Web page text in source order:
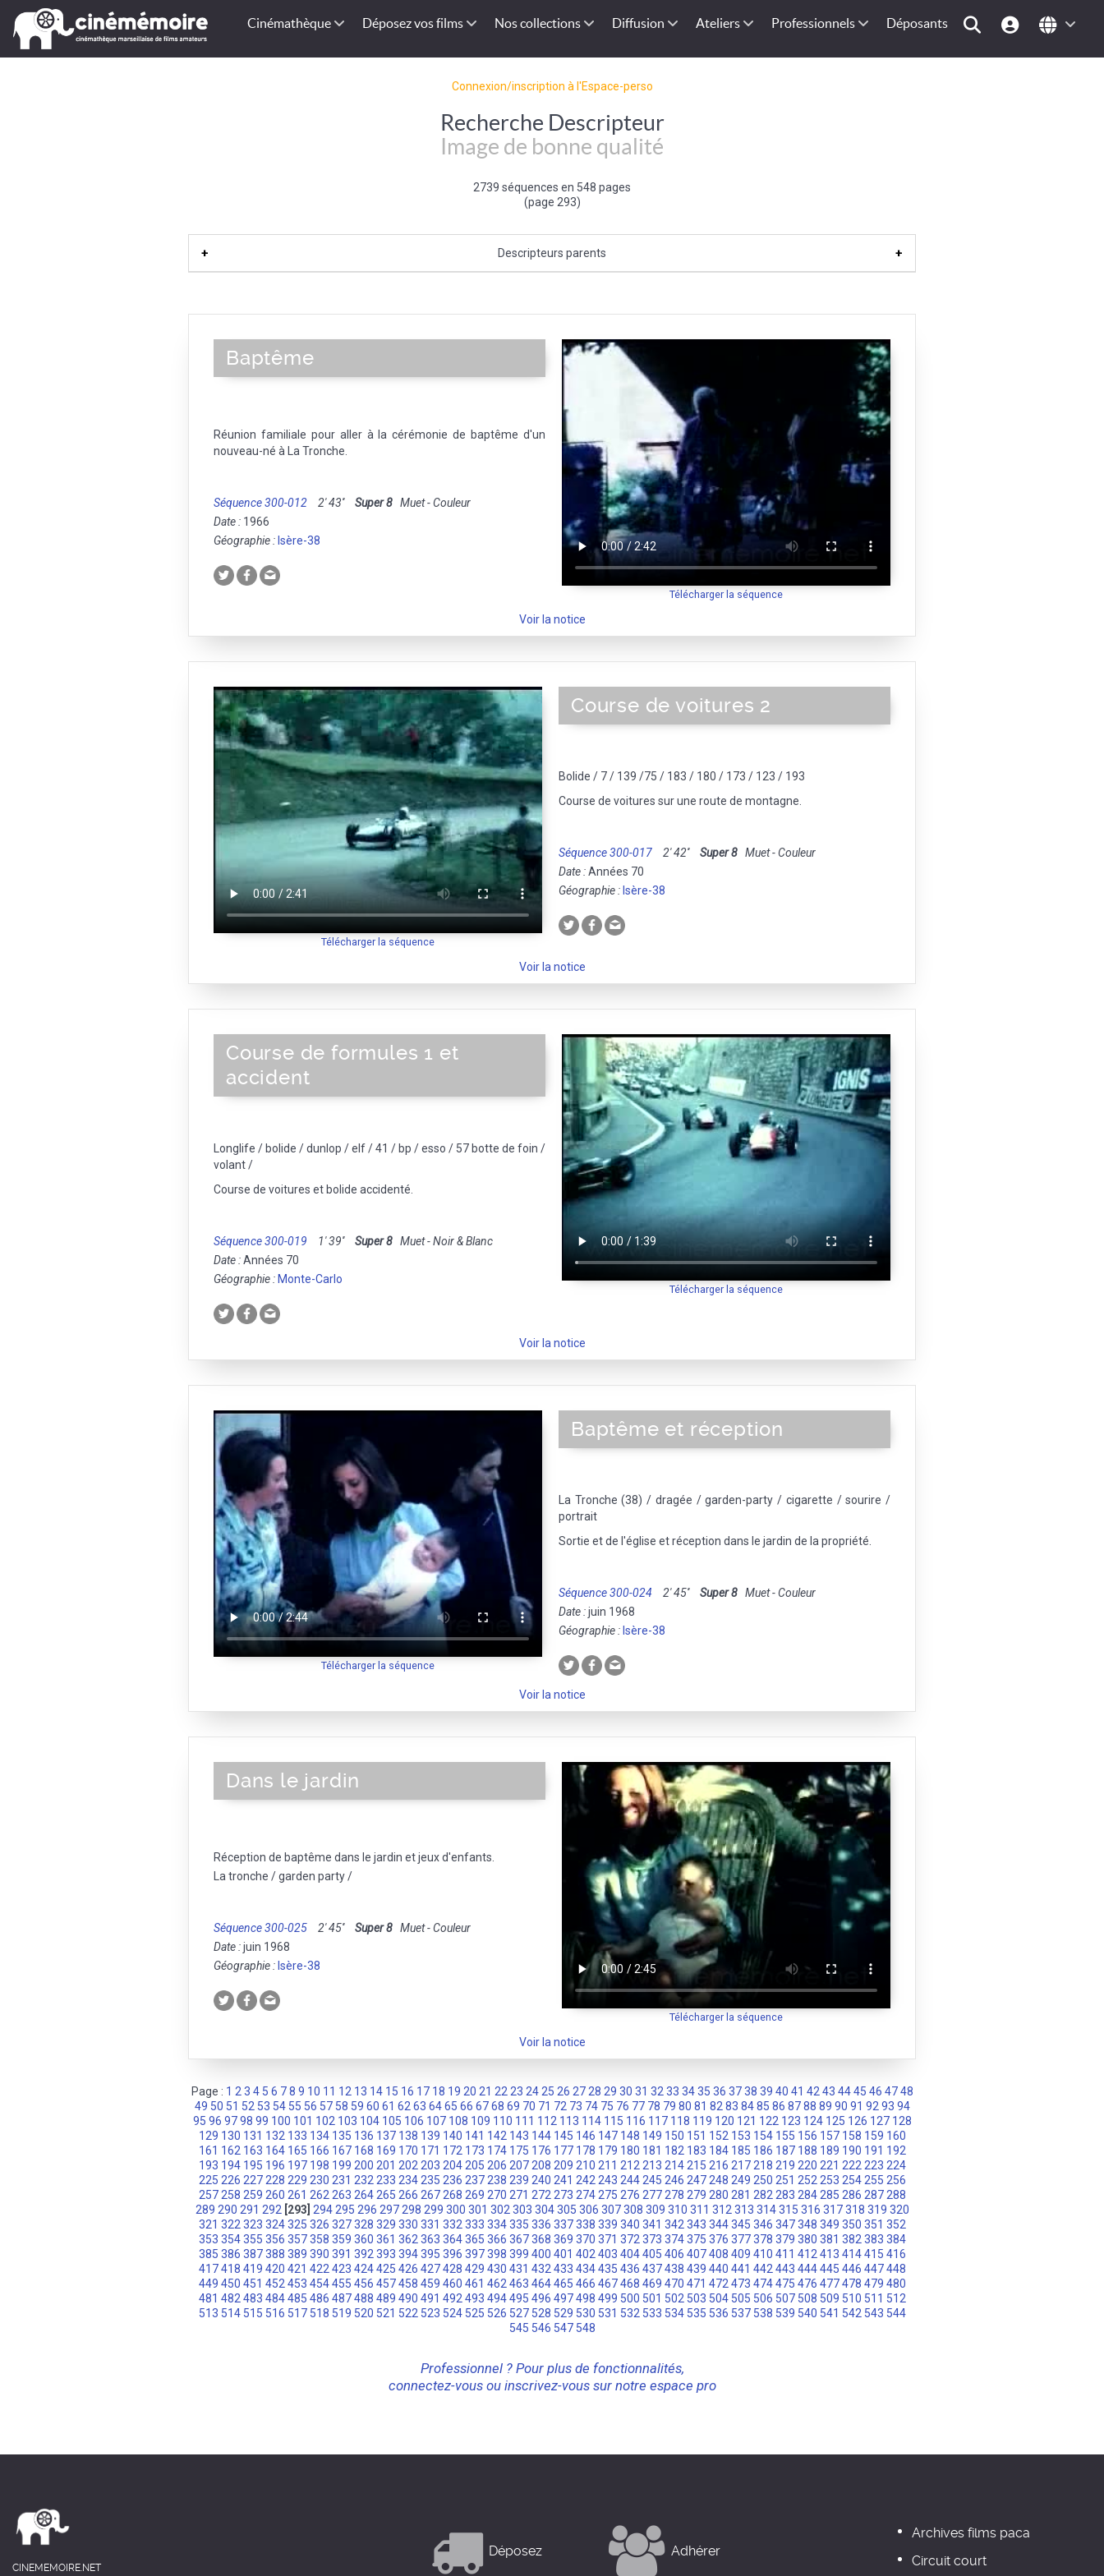
Cinémathèque Déposez vos films Nos collections Diffusion Ateliers Professionnels Déposants
Connexion/inscription à l'Espace-perso
Recherche Descripteur
Image de bonne qualité
2739 séquences en 548 pages
(page 293)
Descripteurs parents
Télécharger la séquence
Baptême
Réunion familiale pour aller à la cérémonie de baptême d'un
nouveau-né à La Tronche.
Séquence 300-012 2' 43'' Super 8 Muet - Couleur
Date : 1966
Géographie : Isère-38
Voir la notice
Télécharger la séquence
Course de voitures 2
Bolide / 7 / 139 /75 / 183 / 180 / 173 / 123 / 193
Course de voitures sur une route de montagne.
Séquence 300-017 2' 42'' Super 8 Muet - Couleur
Date :Années 70
Géographie : Isère-38
Voir la notice
Télécharger la séquence
Course de formules 1 et
accident
Longlife / bolide / dunlop / elf / 41 / bp / esso / 57 botte de foin /
volant /
Course de voitures et bolide accidenté.
Séquence 300-019 1' 39'' Super 8 Muet - Noir & Blanc
Date :Années 70
Géographie : Monte-Carlo
Voir la notice
Télécharger la séquence
Baptême et réception
La Tronche (38) / dragée / garden-party / cigarette / sourire /
portrait
Sortie et de l'église et réception dans le jardin de la propriété.
Séquence 300-024 2' 45'' Super 8 Muet - Couleur
Date :juin 1968
Géographie : Isère-38
Voir la notice
Télécharger la séquence
Dans le jardin
Réception de baptême dans le jardin et jeux d'enfants.
La tronche / garden party /
Séquence 300-025 2' 45'' Super 8 Muet - Couleur
Date :juin 1968
Géographie : Isère-38
Voir la notice
Page : 1 2 3 4 5 6 7 8 9 10 11 12 13 14 15 16 17 18 19 20 21 22 23 24 25 26 27 28 29 30 31 32 33 34 35 36 37 38 39 40 41 42 43 44 45 46 47 48
49 50 51 52 53 54 55 56 57 58 59 60 61 62 63 64 65 66 67 68 69 70 71 72 73 74 75 76 77 78 79 80 81 82 83 84 85 86 87 88 89 90 91 92 93 94
95 96 97 98 99 100 101 102 103 104 105 106 107 108 109 110 111 112 113 114 115 116 117 118 119 120 121 122 123 124 125 126 127 128
129 130 131 132 133 134 135 136 137 138 139 140 141 142 143 144 145 146 147 148 149 150 151 152 153 154 155 156 157 158 159 160
161 162 163 164 165 166 167 168 169 170 171 172 173 174 175 176 177 178 179 180 181 182 183 184 185 186 187 188 189 190 191 192
193 194 195 196 197 198 199 200 201 202 203 204 205 206 207 208 209 210 211 212 213 214 215 216 217 218 219 220 221 222 223 224
225 226 227 228 229 230 231 232 233 234 235 236 237 238 239 240 241 242 243 244 245 246 247 248 249 250 251 252 253 254 255 256
257 258 259 260 261 262 263 264 265 266 267 268 269 270 271 272 273 274 275 276 277 278 279 280 281 282 283 284 285 286 287 288
289 290 291 292 [293] 294 295 296 297 298 299 300 301 302 303 304 305 306 307 308 309 310 311 312 313 314 315 316 317 318 319 320
321 322 323 324 325 326 327 328 329 330 331 332 333 334 335 336 337 338 339 340 341 342 343 344 345 346 347 348 349 350 351 352
353 354 355 356 357 358 359 360 361 362 363 364 365 366 367 368 369 370 371 372 373 374 375 376 377 378 379 380 381 382 383 384
385 386 387 388 389 390 391 392 393 394 395 396 397 398 399 400 401 402 403 404 405 406 407 408 409 410 411 412 413 414 415 416
417 418 419 420 421 422 423 424 425 426 427 428 429 430 431 432 433 434 435 436 437 438 439 440 441 442 443 444 445 446 447 448
449 450 451 452 453 454 455 456 457 458 459 460 461 462 463 464 465 466 467 468 469 470 471 472 473 474 475 476 477 478 479 480
481 482 483 484 485 486 487 488 489 490 491 492 493 494 495 496 497 498 499 500 501 502 503 504 505 506 507 508 509 510 511 512
513 514 515 516 517 518 519 520 521 522 523 524 525 526 527 528 529 530 531 532 533 534 535 536 537 538 539 540 541 542 543 544
545 546 547 548
Professionnel ? Pour plus de fonctionnalités,
connectez-vous ou inscrivez-vous sur notre espace pro
CINEMEMOIRE.NET
Déposez Adhérer
Archives films paca
Circuit court